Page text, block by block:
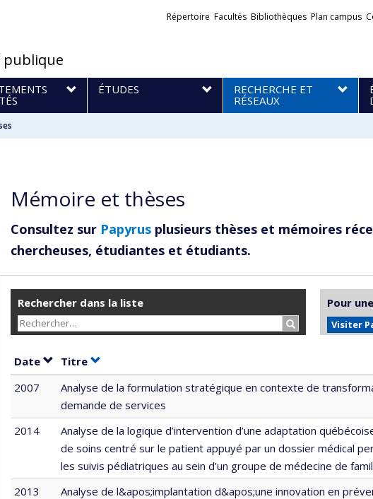
publique
Liens
Répertoire Facultés Bibliothèques Plan campus
ÉTUDES
RECHERCHE ET
RÉSEAUX
Mémoire et thèses
Consultez sur Papyrus plusieurs thèses et mémoires
chercheuses, étudiantes et étudiants.
Rechercher dans la liste
Rechercher…
Pour
Visiter
Date Trier par date en ordre croissant
Titre Trier par titre en ordre croissant
2007
Analyse de la formulation stratégique en contexte de
demande de services
2014
Analyse de la logique d’intervention d’une adaptation
de soins centré sur le patient appuyé par un dossier médical
les suivis pédiatriques au sein d’un groupe de médecine de
2013
Analyse de l&apos;implantation d&apos;une innovation en